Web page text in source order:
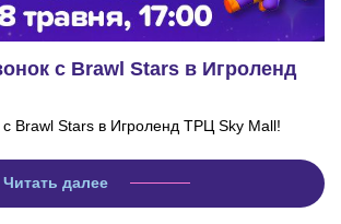
с Brawl Stars в Игроленд
с Brawl Stars в Игроленд ТРЦ Sky Mall!
Читать далее